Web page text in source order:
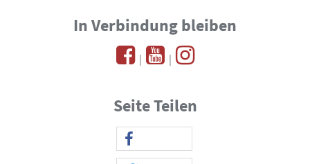
In Verbindung bleiben
| |
Seite Teilen